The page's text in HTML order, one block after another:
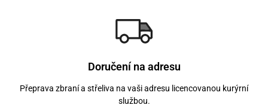
Doručení na adresu
Přeprava zbraní a střeliva na vaši adresu licencovanou kurýrní
službou.